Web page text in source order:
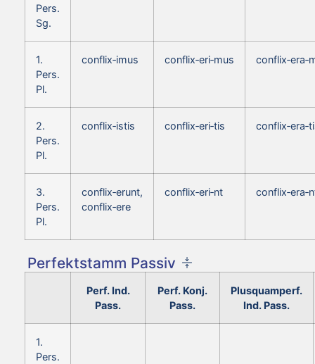
Pers.
Sg.
1.
Pers.
Pl.
conflix‑imus conflix‑eri‑mus
2.
Pers.
Pl.
conflix‑istis conflix‑eri‑tis
3.
Pers.
Pl.
conflix‑erunt,
conflix‑ere
conflix‑eri‑nt
Perfektstamm Passiv
Perf. Ind.
Pass.
Perf. Konj.
Pass.
Plusquamperf.
Ind. Pass.
1.
Pers.